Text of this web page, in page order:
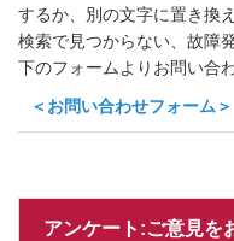
するか、別の文字に置き換
検索で見つからない、故障
下のフォームよりお問い合
＜お問い合わせフォーム＞
アンケート:ご意見を